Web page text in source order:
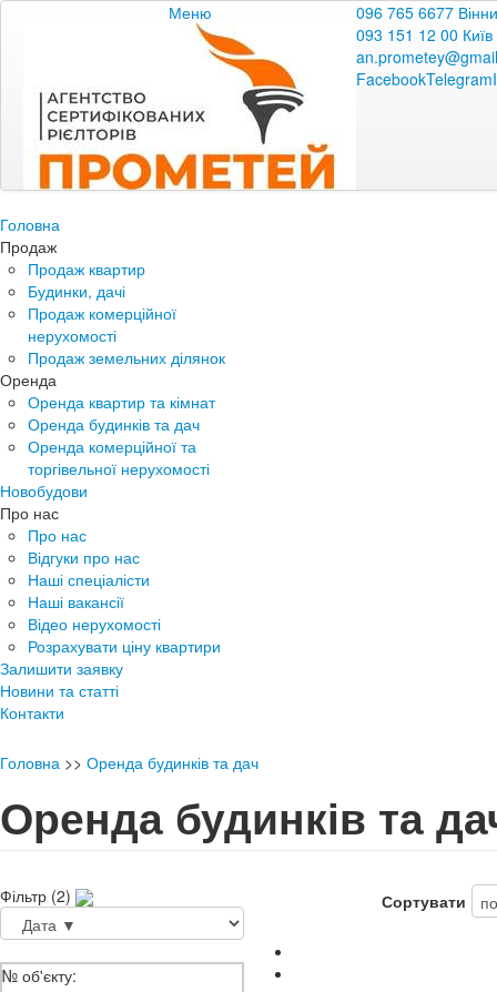
Меню
096 765 6677
093 151 12 00 Київ
FacebookTelegram
Головна
Продаж
Продаж квартир
Будинки, дачі
Продаж комерційної
нерухомості
Продаж земельних ділянок
Оренда
Оренда квартир та кімнат
Оренда будинків та дач
Оренда комерційної та
торгівельної нерухомості
Новобудови
Про нас
Про нас
Відгуки про нас
Наші спеціалісти
Наші вакансії
Відео нерухомості
Розрахувати ціну квартири
Залишити заявку
Новини та статті
Контакти
Головна >> Оренда будинків та дач
Оренда будинків та
Фільтр (2)
№ об'єкту:
Сортувати